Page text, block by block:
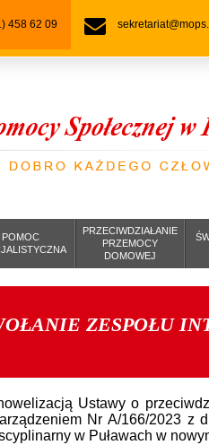
458 62 09
POMOC
PRZECIWDZIAŁANIE
PRZEMOCY
DOMOWEJ
ZESPOŁU
Ustawy o
Nr A/166/2023 z
w Puławach w